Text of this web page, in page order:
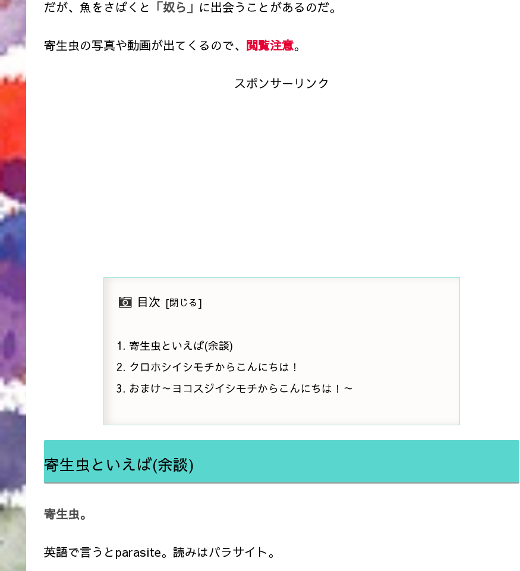
だが、魚をさばくと 「奴ら」 に出会うことがあるのだ。
寄生虫の写真や動画が出てくるので、 閲覧注意。
スポンサーリンク
目次
寄生虫といえば(余談)
クロホシイシモチからこんにちは！
おまけ～ヨコスジイシモチからこんにちは！～
寄生虫といえば(余談)
寄生虫。
英語で言うとparasite。読みはパラサイト。